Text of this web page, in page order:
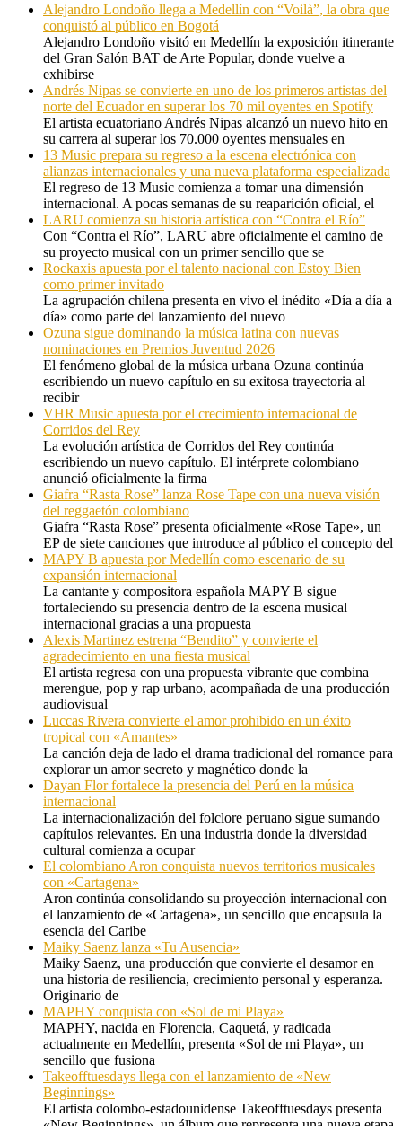
Alejandro Londoño llega a Medellín con “Voilà”, la obra que
conquistó al público en Bogotá
Alejandro Londoño visitó en Medellín la exposición itinerante
del Gran Salón BAT de Arte Popular, donde vuelve a
exhibirse
Andrés Nipas se convierte en uno de los primeros artistas del
norte del Ecuador en superar los 70 mil oyentes en Spotify
El artista ecuatoriano Andrés Nipas alcanzó un nuevo hito en
su carrera al superar los 70.000 oyentes mensuales en
13 Music prepara su regreso a la escena electrónica con
alianzas internacionales y una nueva plataforma especializada
El regreso de 13 Music comienza a tomar una dimensión
internacional. A pocas semanas de su reaparición oficial, el
LARU comienza su historia artística con “Contra el Río”
Con “Contra el Río”, LARU abre oficialmente el camino de
su proyecto musical con un primer sencillo que se
Rockaxis apuesta por el talento nacional con Estoy Bien
como primer invitado
La agrupación chilena presenta en vivo el inédito «Día a día a
día» como parte del lanzamiento del nuevo
Ozuna sigue dominando la música latina con nuevas
nominaciones en Premios Juventud 2026
El fenómeno global de la música urbana Ozuna continúa
escribiendo un nuevo capítulo en su exitosa trayectoria al
recibir
VHR Music apuesta por el crecimiento internacional de
Corridos del Rey
La evolución artística de Corridos del Rey continúa
escribiendo un nuevo capítulo. El intérprete colombiano
anunció oficialmente la firma
Giafra “Rasta Rose” lanza Rose Tape con una nueva visión
del reggaetón colombiano
Giafra “Rasta Rose” presenta oficialmente «Rose Tape», un
EP de siete canciones que introduce al público el concepto del
MAPY B apuesta por Medellín como escenario de su
expansión internacional
La cantante y compositora española MAPY B sigue
fortaleciendo su presencia dentro de la escena musical
internacional gracias a una propuesta
Alexis Martinez estrena “Bendito” y convierte el
agradecimiento en una fiesta musical
El artista regresa con una propuesta vibrante que combina
merengue, pop y rap urbano, acompañada de una producción
audiovisual
Luccas Rivera convierte el amor prohibido en un éxito
tropical con «Amantes»
La canción deja de lado el drama tradicional del romance para
explorar un amor secreto y magnético donde la
Dayan Flor fortalece la presencia del Perú en la música
internacional
La internacionalización del folclore peruano sigue sumando
capítulos relevantes. En una industria donde la diversidad
cultural comienza a ocupar
El colombiano Aron conquista nuevos territorios musicales
con «Cartagena»
Aron continúa consolidando su proyección internacional con
el lanzamiento de «Cartagena», un sencillo que encapsula la
esencia del Caribe
Maiky Saenz lanza «Tu Ausencia»
Maiky Saenz, una producción que convierte el desamor en
una historia de resiliencia, crecimiento personal y esperanza.
Originario de
MAPHY conquista con «Sol de mi Playa»
MAPHY, nacida en Florencia, Caquetá, y radicada
actualmente en Medellín, presenta «Sol de mi Playa», un
sencillo que fusiona
Takeofftuesdays llega con el lanzamiento de «New
Beginnings»
El artista colombo-estadounidense Takeofftuesdays presenta